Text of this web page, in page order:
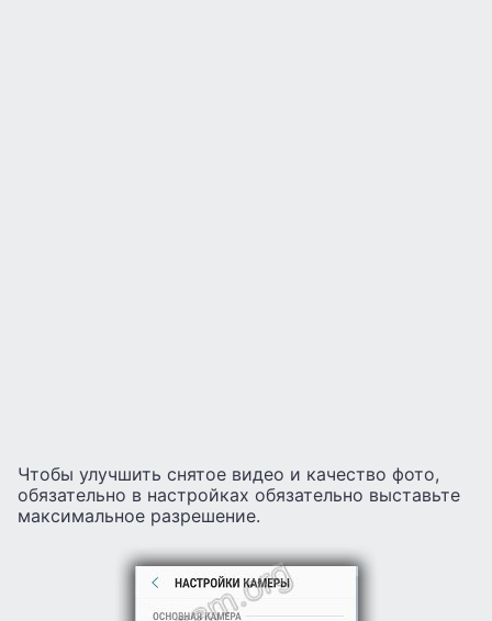
Чтобы улучшить снятое видео и качество фото,
обязательно в настройках обязательно выставьте
максимальное разрешение.